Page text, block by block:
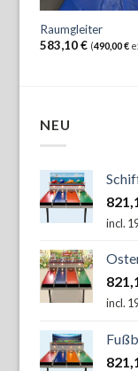
Raumgleiter
583,10€ (490,00€
NEU
incl.
incl.